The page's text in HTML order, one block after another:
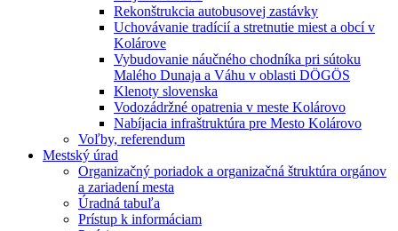
Rekonštrukcia autobusovej zastávky
Uchovávanie tradícií a stretnutie miest a obcí v
Kolárove
Vybudovanie náučného chodníka pri sútoku
Malého Dunaja a Váhu v oblasti DÖGÖS
Klenoty slovenska
Vodozádržné opatrenia v meste Kolárovo
Nabíjacia infraštruktúra pre Mesto Kolárovo
Voľby, referendum
Mestský úrad
Organizačný poriadok a organizačná štruktúra orgánov
a zariadení mesta
Úradná tabuľa
Prístup k informáciam